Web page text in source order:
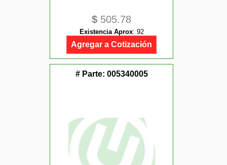
$ 505.78
Existencia Aprox: 92
Agregar a Cotización
# Parte: 005340005